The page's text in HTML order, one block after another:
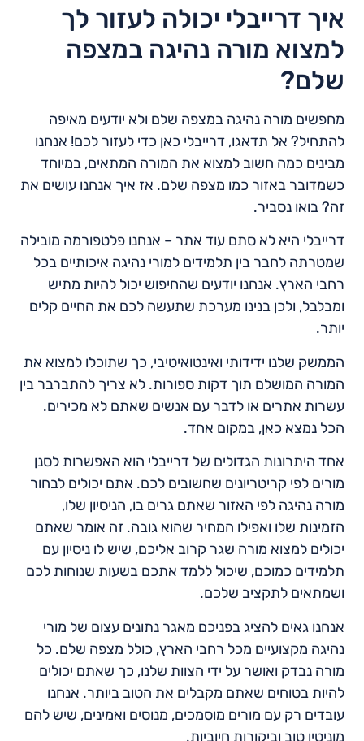
איך דרייבלי יכולה לעזור לך
למצוא מורה נהיגה במצפה
שלם?
מחפשים מורה נהיגה במצפה שלם ולא יודעים מאיפה
להתחיל? אל תדאגו, דרייבלי כאן כדי לעזור לכם! אנחנו
מבינים כמה חשוב למצוא את המורה המתאים, במיוחד
כשמדובר באזור כמו מצפה שלם. אז איך אנחנו עושים את
זה? בואו נסביר.
דרייבלי היא לא סתם עוד אתר – אנחנו פלטפורמה מובילה
שמטרתה לחבר בין תלמידים למורי נהיגה איכותיים בכל
רחבי הארץ. אנחנו יודעים שהחיפוש יכול להיות מתיש
ומבלבל, ולכן בנינו מערכת שתעשה לכם את החיים קלים
יותר.
הממשק שלנו ידידותי ואינטואיטיבי, כך שתוכלו למצוא את
המורה המושלם תוך דקות ספורות. לא צריך להתברבר בין
עשרות אתרים או לדבר עם אנשים שאתם לא מכירים.
הכל נמצא כאן, במקום אחד.
אחד היתרונות הגדולים של דרייבלי הוא האפשרות לסנן
מורים לפי קריטריונים שחשובים לכם. אתם יכולים לבחור
מורה נהיגה לפי האזור שאתם גרים בו, הניסיון שלו,
הזמינות שלו ואפילו המחיר שהוא גובה. זה אומר שאתם
יכולים למצוא מורה שגר קרוב אליכם, שיש לו ניסיון עם
תלמידים כמוכם, שיכול ללמד אתכם בשעות שנוחות לכם
ושמתאים לתקציב שלכם.
אנחנו גאים להציג בפניכם מאגר נתונים עצום של מורי
נהיגה מקצועיים מכל רחבי הארץ, כולל מצפה שלם. כל
מורה נבדק ואושר על ידי הצוות שלנו, כך שאתם יכולים
להיות בטוחים שאתם מקבלים את הטוב ביותר. אנחנו
עובדים רק עם מורים מוסמכים, מנוסים ואמינים, שיש להם
מוניטין טוב וביקורות חיוביות.